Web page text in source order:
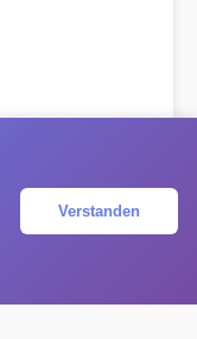
Verstanden